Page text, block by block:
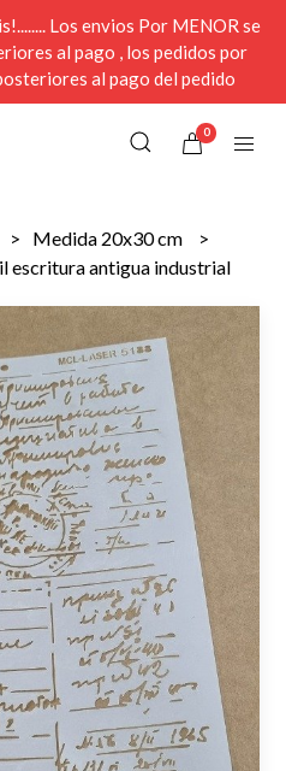
Los envios Por MENOR se
al pago , los pedidos por
al pago del pedido
0
Medida 20x30 cm
escritura antigua industrial